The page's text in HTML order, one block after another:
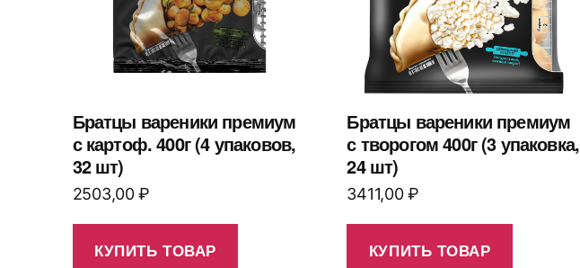
Братцы вареники премиум
с картоф. 400г (4 упаковов,
32 шт)
2503,00₽
КУПИТЬ ТОВАР
Братцы вареники премиум
с творогом 400г (3 упаковка,
24 шт)
3411,00₽
КУПИТЬ ТОВАР